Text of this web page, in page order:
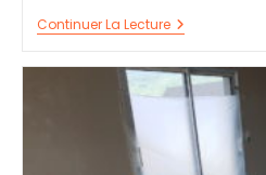
Continuer La LectureChape
Liquide
Collonges-
Sous-
Salève
74160